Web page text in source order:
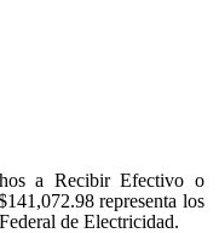
a Recibir Efectivo o
representa los
de Electricidad.